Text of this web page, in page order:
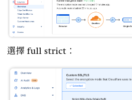
選擇 full strict：